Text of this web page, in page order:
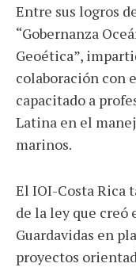
Entre sus logros
“Gobernanza
Geoética”,
colaboración con
capacitado a
Latina en el
marinos.
El IOI-Costa Rica
de la ley que creó
Guardavidas en
proyectos